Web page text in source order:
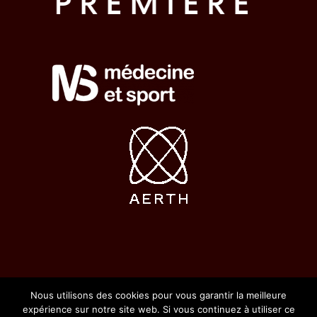
©2020 L’Usine Sport Club | Tous
Nous utilisons des cookies pour vous garantir la meilleure
expérience sur notre site web. Si vous continuez à utiliser ce